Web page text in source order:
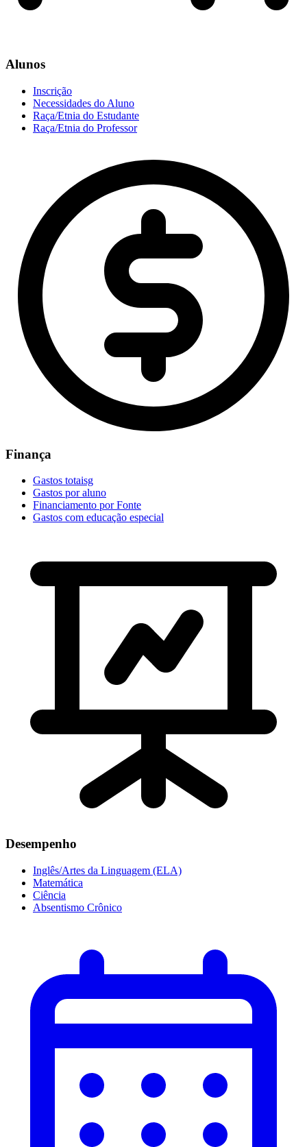
Alunos
Inscrição
Necessidades do Aluno
Raça/Etnia do Estudante
Raça/Etnia do Professor
Finança
Gastos totaisg
Gastos por aluno
Financiamento por Fonte
Gastos com educação especial
Desempenho
Inglês/Artes da Linguagem (ELA)
Matemática
Ciência
Absentismo Crônico